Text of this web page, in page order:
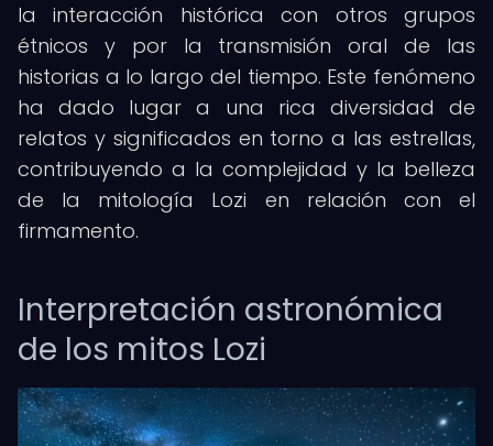
la interacción histórica con otros grupos
étnicos y por la transmisión oral de las
historias a lo largo del tiempo. Este fenómeno
ha dado lugar a una rica diversidad de
relatos y significados en torno a las estrellas,
contribuyendo a la complejidad y la belleza
de la mitología Lozi en relación con el
firmamento.
Interpretación astronómica
de los mitos Lozi